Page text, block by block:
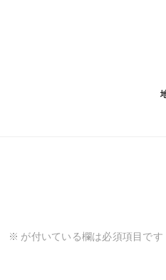
※ が付いている欄は必須項目です